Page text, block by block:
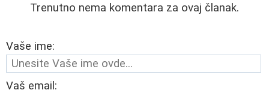
Trenutno nema komentara za ovaj članak.
Vaše ime:
Vaš email: